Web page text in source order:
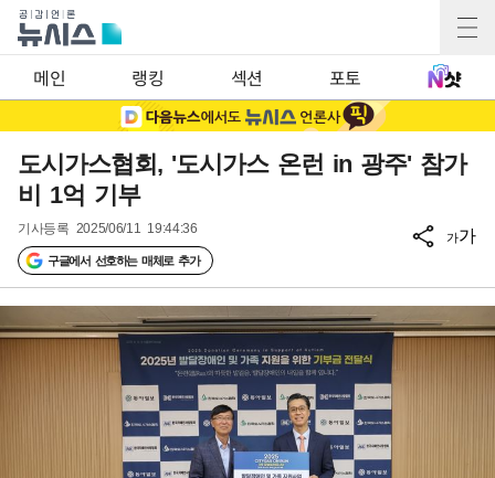
메인 랭킹 섹션 포토
도시가스협회, '도시가스 온런 in 광주' 참가
비 1억 기부
기사등록 2025/06/11 19:44:36
구글에서 선호하는 매체로 추가
가가